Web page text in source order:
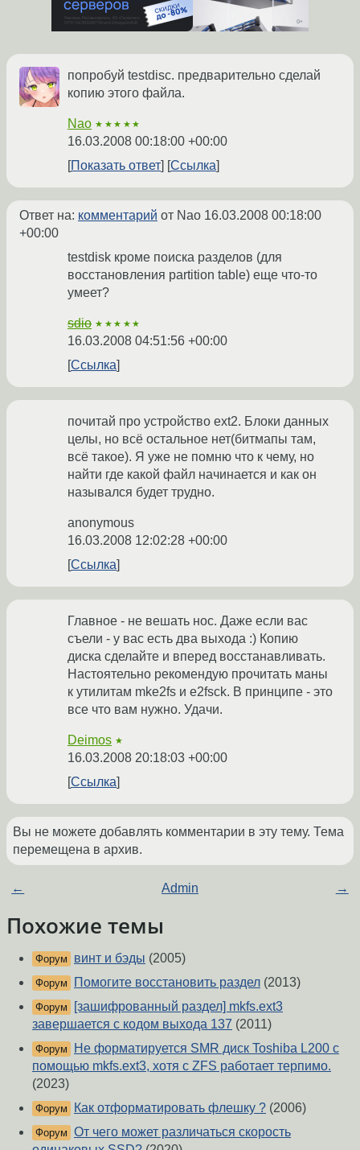
попробуй testdisc. предварительно сделай
копию этого файла.
Nao ★★★★★
16.03.2008 00:18:00 +00:00
Показать ответ
Ссылка
Ответ на: комментарий от Nao 16.03.2008 00:18:00
+00:00
testdisk кроме поиска разделов (для
восстановления partition table) еще что-то
умеет?
sdio ★★★★★
16.03.2008 04:51:56 +00:00
Ссылка
почитай про устройство ext2. Блоки данных
целы, но всё остальное нет(битмапы там,
всё такое). Я уже не помню что к чему, но
найти где какой файл начинается и как он
назывался будет трудно.
anonymous
16.03.2008 12:02:28 +00:00
Ссылка
Главное - не вешать нос. Даже если вас
съели - у вас есть два выхода :) Копию
диска сделайте и вперед восстанавливать.
Настоятельно рекомендую прочитать маны
к утилитам mke2fs и e2fsck. В принципе - это
все что вам нужно. Удачи.
Deimos ★
16.03.2008 20:18:03 +00:00
Ссылка
Вы не можете добавлять комментарии в эту тему. Тема
перемещена в архив.
← Admin →
Похожие темы
Форум винт и бэды (2005)
Форум Помогите восстановить раздел (2013)
Форум
[зашифрованный раздел] mkfs.ext3
завершается с кодом выхода 137 (2011)
Форум
Не форматируется SMR диск Toshiba L200 с
помощью mkfs.ext3, хотя с ZFS работает терпимо.
(2023)
Форум Как отформатировать флешку ? (2006)
Форум От чего может различаться скорость